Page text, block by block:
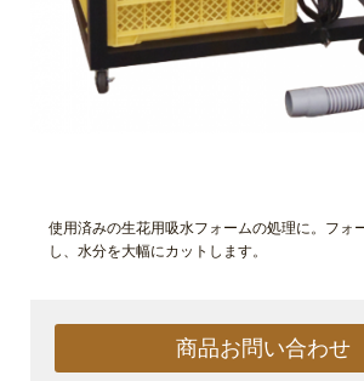
使用済みの生花用吸水フォームの処理に。フォ
し、水分を大幅にカットします。
商品お問い合わせ